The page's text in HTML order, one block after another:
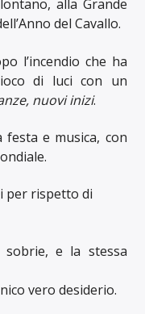
alla Grande
del Cavallo.
l’incendio che ha
di luci con un
nuovi inizi.
festa e musica, con
per rispetto di
sobrie, e la stessa
vero desiderio.